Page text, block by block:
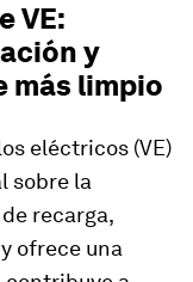
VE:
y
más limpio
eléctricos (VE)
sobre la
recarga,
ofrece una